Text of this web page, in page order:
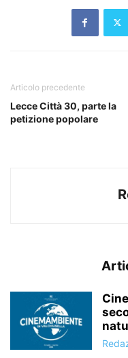
Articolo precedente
Lecce Città 30, parte la
petizione popolare